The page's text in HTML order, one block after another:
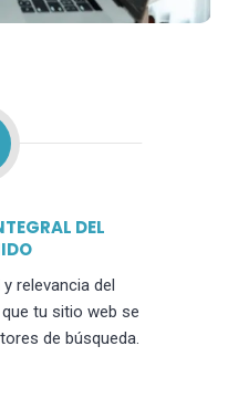
DEL
relevancia del
tu sitio web se
de búsqueda.